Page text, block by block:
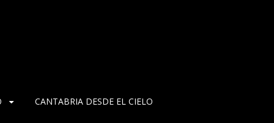
CANTABRIA DESDE EL CIELO